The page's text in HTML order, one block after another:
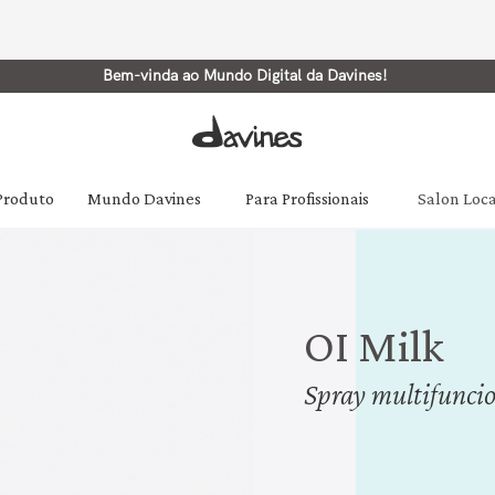
Bem-vinda ao Mundo Digital da Davines!
Mundo Davines Para Profissionais Salon
OI Milk
Spray